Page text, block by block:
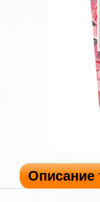
Описание